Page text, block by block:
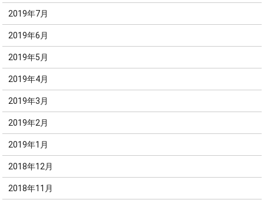
2019年7月
2019年6月
2019年5月
2019年4月
2019年3月
2019年2月
2019年1月
2018年12月
2018年11月